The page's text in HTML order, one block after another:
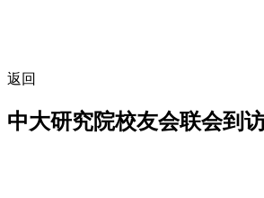
返回
中大研究院校友会联会到